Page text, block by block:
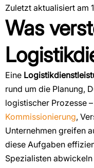
Zuletzt aktualisiert am
Was
Eine
rund um die Planung,
logistischer Prozesse
Kommissionierung,
Unternehmen greifen
diese Aufgaben
Spezialisten abwickeln